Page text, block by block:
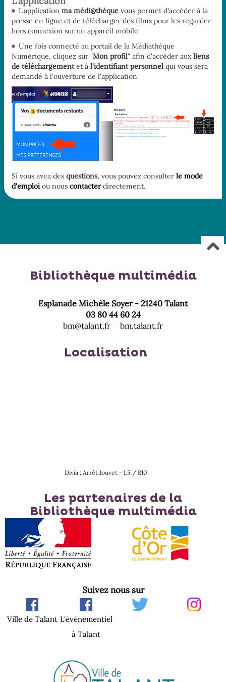
L'application ma médi@thèque vous permet d'accéder à la
presse en ligne et de télécharger des films pour les regarder
hors connexion sur un appareil mobile.
Une fois connecté au portail de la Médiathèque
Numérique, cliquez sur "Mon profil" afin d'accéder auxliens
de téléchargementet à l'identifiant personnel qui vous sera
demandé à l'ouverture de l'application
Si vous avez des questions, vous pouvez consulter le mode
d'emploi ou nous contacter directement.
Bibliothèque multimédia
Esplanade Michèle Soyer - 21240 Talant
03 80 44 60 24
bm@talant.fr
bm.talant.fr
Localisation
Divia : Arrêt Jouvet - L5 / B10
Les partenaires de la
Bibliothèque multimédia
Suivez nous sur
Ville de Talant L'événementiel
à Talant